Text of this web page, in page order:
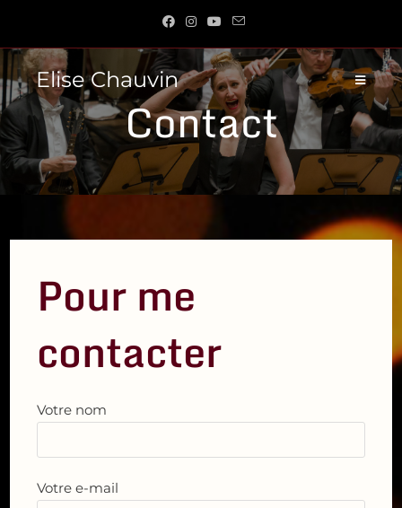
content
Elise Chauvin
Contact
Pour me
contacter
Votre nom
Votre e-mail